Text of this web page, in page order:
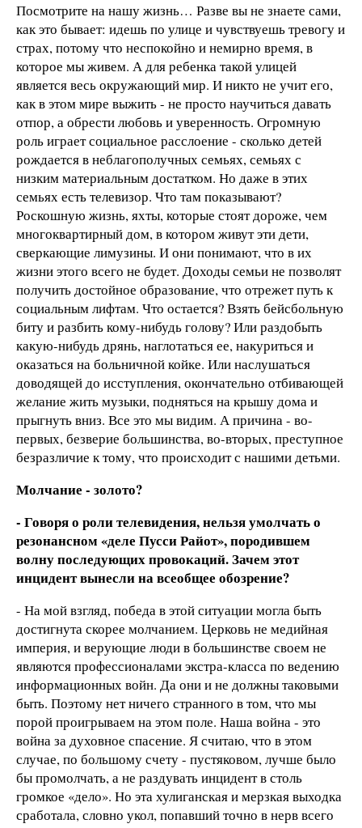
Посмотрите на нашу жизнь… Разве вы не знаете сами,
как это бывает: идешь по улице и чувствуешь тревогу и
страх, потому что неспокойно и немирно время, в
которое мы живем. А для ребенка такой улицей
является весь окружающий мир. И никто не учит его,
как в этом мире выжить - не просто научиться давать
отпор, а обрести любовь и уверенность. Огромную
роль играет социальное расслоение - сколько детей
рождается в неблагополучных семьях, семьях с
низким материальным достатком. Но даже в этих
семьях есть телевизор. Что там показывают?
Роскошную жизнь, яхты, которые стоят дороже, чем
многоквартирный дом, в котором живут эти дети,
сверкающие лимузины. И они понимают, что в их
жизни этого всего не будет. Доходы семьи не позволят
получить достойное образование, что отрежет путь к
социальным лифтам. Что остается? Взять бейсбольную
биту и разбить кому-нибудь голову? Или раздобыть
какую-нибудь дрянь, наглотаться ее, накуриться и
оказаться на больничной койке. Или наслушаться
доводящей до исступления, окончательно отбивающей
желание жить музыки, подняться на крышу дома и
прыгнуть вниз. Все это мы видим. А причина - во-
первых, безверие большинства, во-вторых, преступное
безразличие к тому, что происходит с нашими детьми.
Молчание - золото?
- Говоря о роли телевидения, нельзя умолчать о
резонансном «деле Пусси Райот», породившем
волну последующих провокаций. Зачем этот
инцидент вынесли на всеобщее обозрение?
- На мой взгляд, победа в этой ситуации могла быть
достигнута скорее молчанием. Церковь не медийная
империя, и верующие люди в большинстве своем не
являются профессионалами экстра-класса по ведению
информационных войн. Да они и не должны таковыми
быть. Поэтому нет ничего странного в том, что мы
порой проигрываем на этом поле. Наша война - это
война за духовное спасение. Я считаю, что в этом
случае, по большому счету - пустяковом, лучше было
бы промолчать, а не раздувать инцидент в столь
громкое «дело». Но эта хулиганская и мерзкая выходка
сработала, словно укол, попавший точно в нерв всего